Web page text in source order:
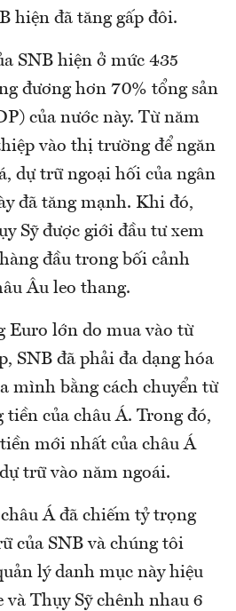
hiện đã tăng gấp đôi.
SNB hiện ở mức 435
đương hơn 70% tổng sản
của nước này. Từ năm
vào thị trường để ngăn
dự trữ ngoại hối của ngân
đã tăng mạnh. Khi đó,
Sỹ được giới đầu tư xem
đầu trong bối cảnh
Âu leo thang.
Euro lớn do mua vào từ
SNB đã phải đa dạng hóa
mình bằng cách chuyển từ
tiền của châu Á. Trong đó,
mới nhất của châu Á
trữ vào năm ngoái.
Á đã chiếm tỷ trọng
của SNB và chúng tôi
lý danh mục này hiệu
và Thụy Sỹ chênh nhau 6